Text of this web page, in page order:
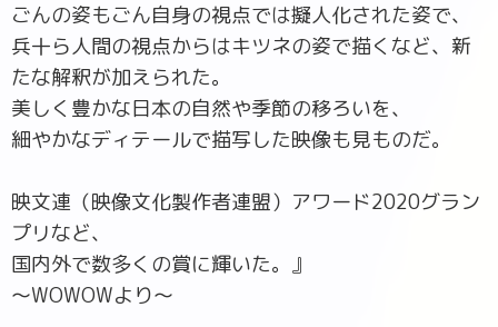
ごんの姿もごん自身の視点では擬人化された姿で、
兵十ら人間の視点からはキツネの姿で描くなど、新
たな解釈が加えられた。
美しく豊かな日本の自然や季節の移ろいを、
細やかなディテールで描写した映像も見ものだ。
映文連（映像文化製作者連盟）アワード2020グラン
プリなど、
国内外で数多くの賞に輝いた。』
～WOWOWより～